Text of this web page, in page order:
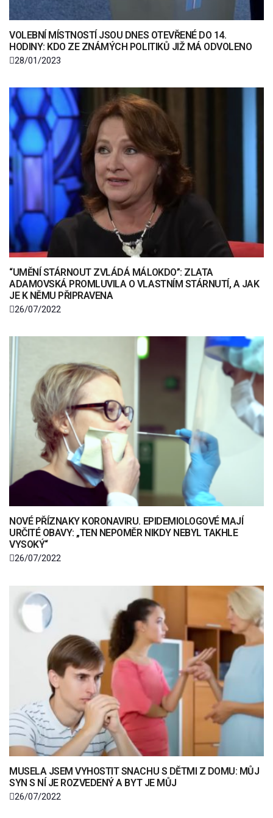
VOLEBNÍ MÍSTNOSTÍ JSOU DNES OTEVŘENÉ DO 14.
HODINY: KDO ZE ZNÁMÝCH POLITIKŮ JIŽ MÁ ODVOLENO
28/01/2023
“UMĚNÍ STÁRNOUT ZVLÁDÁ MÁLOKDO”: ZLATA
ADAMOVSKÁ PROMLUVILA O VLASTNÍM STÁRNUTÍ, A JAK
JE K NĚMU PŘIPRAVENA
26/07/2022
NOVÉ PŘÍZNAKY KORONAVIRU. EPIDEMIOLOGOVÉ MAJÍ
URČITÉ OBAVY: „TEN NEPOMĚR NIKDY NEBYL TAKHLE
VYSOKÝ“
26/07/2022
MUSELA JSEM VYHOSTIT SNACHU S DĚTMI Z DOMU: MŮJ
SYN S NÍ JE ROZVEDENÝ A BYT JE MŮJ
26/07/2022